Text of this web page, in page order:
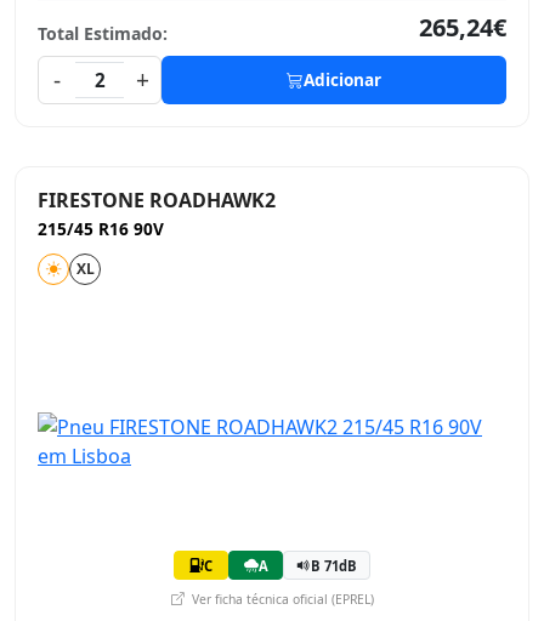
Total Estimado:
265,24€
-
2 + Adicionar
FIRESTONE ROADHAWK2
215/45 R16 90V
XL
C A B 71dB
Ver ficha técnica oficial (EPREL)